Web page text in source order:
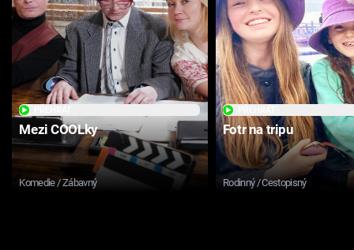
Mezi COOLky
Komedie / Zábavný
Fotr na tripu
Rodinný / Cestopisný